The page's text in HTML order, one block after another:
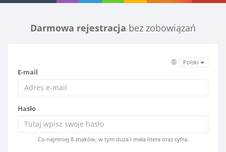
Darmowa rejestracja bez zobowiązań
Polski
E-mail
Hasło
Co najmniej 8 znaków, w tym duża i mała litera oraz cyfra.